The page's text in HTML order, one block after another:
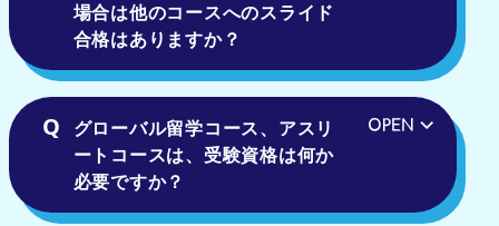
場合は他のコースへのスライド
合格はありますか？
グローバル留学コース、アスリ
ートコースは、受験資格は何か
必要ですか？